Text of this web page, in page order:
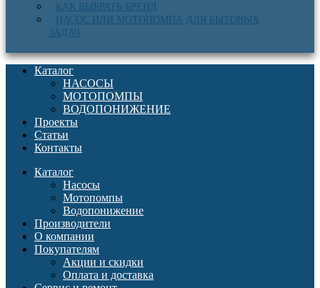
КАК ВЫБРАТЬ БРЕНД
НАСОС ИЛИ МОТОПОМПА ДЛЯ БЫТОВЫХ
ЗАДАЧ
Каталог
НАСОСЫ
МОТОПОМПЫ
ВОДОПОНИЖЕНИЕ
Проекты
Статьи
Контакты
Каталог
Насосы
Мотопомпы
Водопонижение
Производители
О компании
Покупателям
Акции и скидки
Оплата и доставка